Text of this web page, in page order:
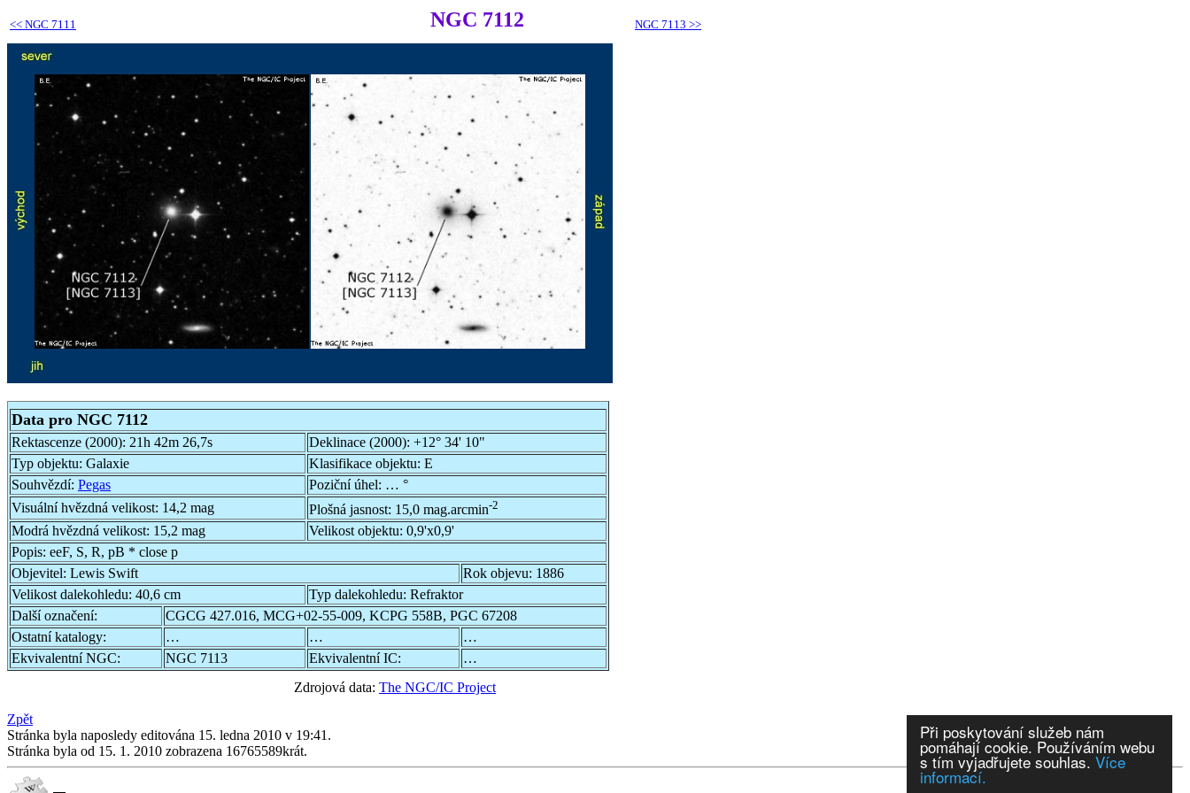
Při poskytování služeb nám
pomáhají cookie. Používáním webu
s tím vyjadřujete souhlas. Více
informací.
<< NGC 7111 NGC 7112 NGC 7113 >>
Data pro NGC 7112
Rektascenze (2000): 21h 42m 26,7s Deklinace (2000): +12° 34' 10"
Typ objektu: Galaxie Klasifikace objektu: E
Souhvězdí: Pegas Poziční úhel: … °
Visuální hvězdná velikost: 14,2 mag Plošná jasnost: 15,0 mag.arcmin-2
Modrá hvězdná velikost: 15,2 mag Velikost objektu: 0,9'x0,9'
Popis: eeF, S, R, pB * close p
Objevitel: Lewis Swift Rok objevu: 1886
Velikost dalekohledu: 40,6 cm Typ dalekohledu: Refraktor
Další označení:
CGCG 427.016, MCG+02-55-009, KCPG 558B, PGC 67208
Ostatní katalogy:
… …
…
Ekvivalentní NGC:
NGC 7113 Ekvivalentní IC:
…
Zdrojová data: The NGC/IC Project
Zpět
Stránka byla naposledy editována 15. ledna 2010 v 19:41.
Stránka byla od 15. 1. 2010 zobrazena 16765589krát.